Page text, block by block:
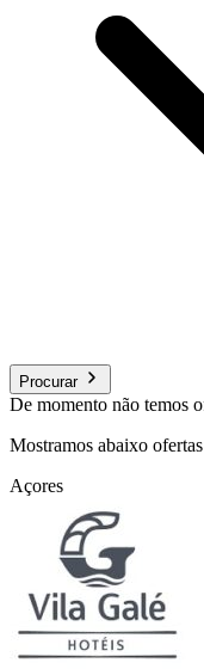
Procurar
De momento não temos
Mostramos abaixo
Açores